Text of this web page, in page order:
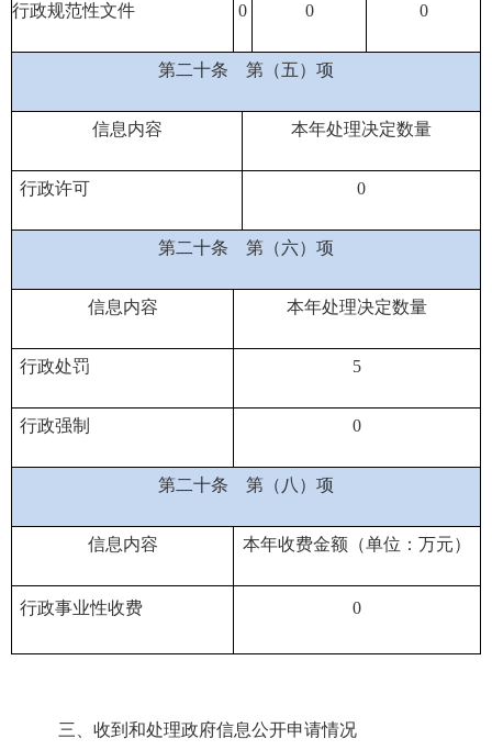
行政规范性文件 0 0 0
第二十条 第（五）项
信息内容 本年处理决定数量
行政许可 0
第二十条 第（六）项
信息内容 本年处理决定数量
行政处罚 5
行政强制 0
第二十条 第（八）项
信息内容 本年收费金额（单位：万元）
行政事业性收费 0
三、 收到和处理政府信息公开申请情况